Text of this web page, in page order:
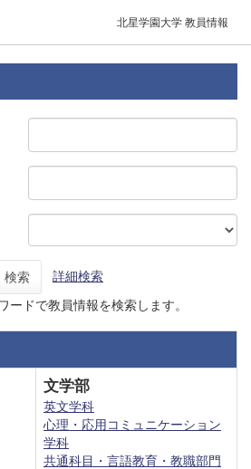
北星学園大学 教員情報
検索 詳細検索
ードで教員情報を検索します。
文学部
英文学科
心理・応用コミュニケーション
学科
共通科目・言語教育・教職部門